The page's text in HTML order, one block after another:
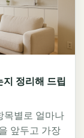
정리해 드립
목별로 얼마나
앞두고 가장